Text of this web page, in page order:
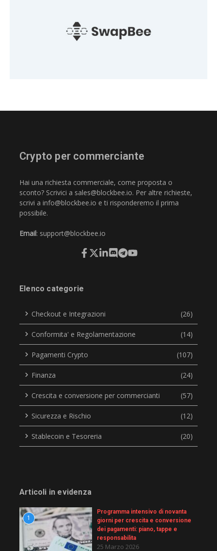
Crypto per commerciante
Hai una richiesta commerciale, come proposta o
sconto? Scrivici a sales@blockbee.io. Per altre richieste,
scrivi a info@blockbee.io e ti risponderemo il prima
possibile.
Email: support@blockbee.io
Elenco categorie
Checkout e Integrazioni (26)
Conformita' e Regolamentazione (14)
Pagamenti Crypto (107)
Finanza (24)
Crescita e conversione per commercianti (57)
Sicurezza e Rischio (12)
Stablecoin e Tesoreria (20)
Articoli in evidenza
1
Programma intensivo di novanta
giorni per crescita e conversione
dei pagamenti: piano, tappe e
responsabilita
25 Marzo 2026